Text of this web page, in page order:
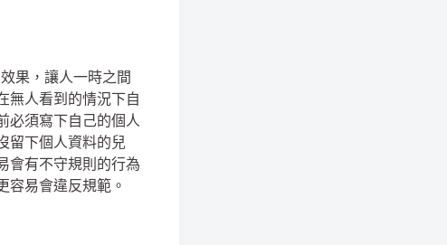
果，讓人一時之間
無人看到的情況下自
必須寫下自己的個人
留下個人資料的兒
會有不守規則的行為
容易會違反規範。